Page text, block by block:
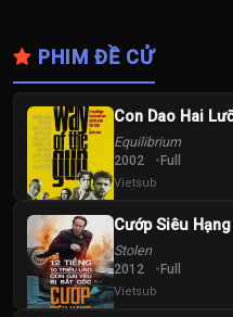
PHIM ĐỀ CỬ
Con Dao Hai
Equilibrium
2002 Full
Vietsub
Cướp Siêu Hạng
Stolen
2012 Full
Vietsub